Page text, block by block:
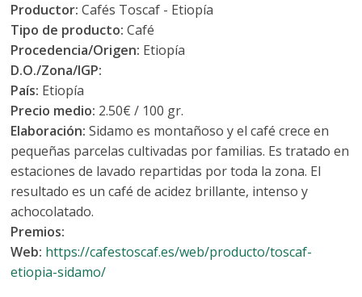
Productor: Cafés Toscaf - Etiopía
Tipo de producto:Café
Procedencia/Origen: Etiopía
D.O./Zona/IGP:
País: Etiopía
Precio medio: 2.50€ / 100 gr.
Elaboración: Sidamo es montañoso y el café crece en
pequeñas parcelas cultivadas por familias. Es tratado en
estaciones de lavado repartidas por toda la zona. El
resultado es un café de acidez brillante, intenso y
achocolatado.
Premios:
Web: https://cafestoscaf.es/web/producto/toscaf-
etiopia-sidamo/